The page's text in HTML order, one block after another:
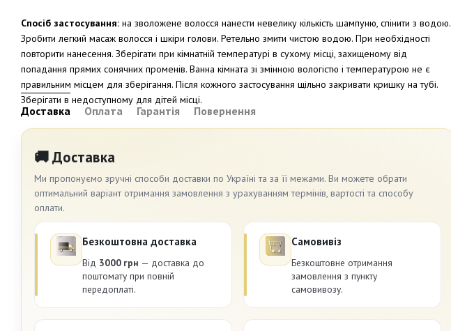
Спосіб застосування: на зволожене волосся нанести невелику кількість шампуню, спінити з водою.
Зробити легкий масаж волосся і шкіри голови. Ретельно змити чистою водою. При необхідності
повторити нанесення. Зберігати при кімнатній температурі в сухому місці, захищеному від
попадання прямих сонячних променів. Ванна кімната зі змінною вологістю і температурою не є
правильним місцем для зберігання. Після кожного застосування щільно закривати кришку на тубі.
Зберігати в недоступному для дітей місці.
Доставка Оплата Гарантія Повернення
🚚 Доставка
Ми пропонуємо зручні способи доставки по Україні та за її межами. Ви можете обрати
оптимальний варіант отримання замовлення з урахуванням термінів, вартості та способу
оплати.
Безкоштовна доставка
Від 3000 грн — доставка до
поштомату при повній
передоплаті.
Самовивіз
Безкоштовне отримання
замовлення з пункту
самовивозу.